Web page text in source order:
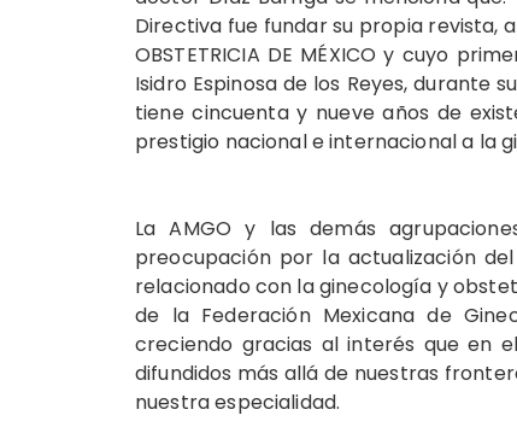
Directiva fue fundar su propia revista,
OBSTETRICIA DE MÉXICO y cuyo
Isidro Espinosa de los Reyes, durante
tiene cincuenta y nueve años de
prestigio nacional e internacional a la
La AMGO y las demás
preocupación por la actualización
relacionado con la ginecología y
de la Federación Mexicana de
creciendo gracias al interés que en
difundidos más allá de nuestras
nuestra especialidad.